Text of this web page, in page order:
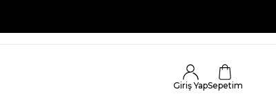
Giriş YapSepetim